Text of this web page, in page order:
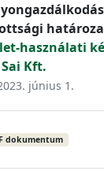
használati
Kft.
június 1.
dokumentum